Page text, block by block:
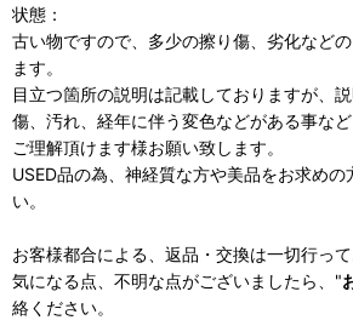
状態：
古い物ですので、多少の擦り傷、劣化など
ます。
目立つ箇所の説明は記載しておりますが、
傷、汚れ、経年に伴う変色などがある事な
ご理解頂けます様お願い致します。
USED品の為、神経質な方や美品をお求めの
い。
お客様都合による、返品・交換は一切行って
気になる点、不明な点がございましたら、"
絡ください。